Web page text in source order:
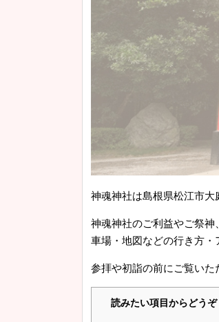
神魂神社は島根県松江市大
神魂神社のご利益やご祭
車場・地図などの行き方・
参拝や初詣の前にご覧いた
読みたい項目からどうぞ